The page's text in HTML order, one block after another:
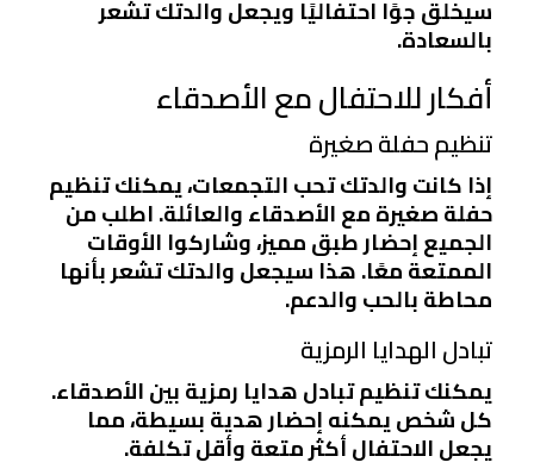
سيخلق جوًا احتفاليًا ويجعل والدتك تشعر
بالسعادة.
أفكار للاحتفال مع الأصدقاء
تنظيم حفلة صغيرة
إذا كانت والدتك تحب التجمعات، يمكنك تنظيم
حفلة صغيرة مع الأصدقاء والعائلة. اطلب من
الجميع إحضار طبق مميز، وشاركوا الأوقات
الممتعة معًا. هذا سيجعل والدتك تشعر بأنها
محاطة بالحب والدعم.
تبادل الهدايا الرمزية
يمكنك تنظيم تبادل هدايا رمزية بين الأصدقاء.
كل شخص يمكنه إحضار هدية بسيطة، مما
يجعل الاحتفال أكثر متعة وأقل تكلفة.